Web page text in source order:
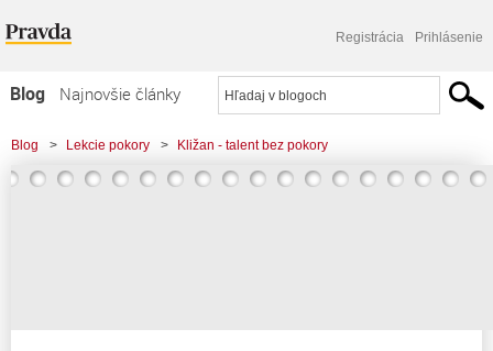
Registrácia Prihlásenie
Blog
Najnovšie články
Najčítanejšie články
Najkomentovanejšie články
Blog > Lekcie pokory > Kližan - talent bez pokory